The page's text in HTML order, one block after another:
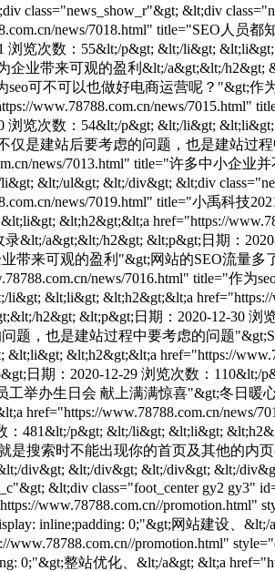
class="news_show_r"&gt; &lt;div
news/7018.html" title="SEO人
览次数：55&lt;/p&gt; &lt;/li&gt; &lt;li&gt;
业带来可观的盈利&lt;/a&gt;&lt;/h2&gt;
seo可不可以也做好电商运营呢？"&gt;
www.78788.com.cn/news/7015.html"
览次数：54&lt;/p&gt; &lt;/li&gt; &lt;li&gt;
是建站后要考虑的问题，也是建站过
news/7013.html" title="许多中小企
&lt;/ul&gt; &lt;/div&gt; &lt;div
news/7019.html" title="小禹科技
&lt;h2&gt;&lt;a href="https://
a&gt;&lt;/h2&gt; &lt;p&gt;日期：
带来可观的盈利"&gt;网站的SEO流量
news/7016.html" title="作
&lt;li&gt; &lt;h2&gt;&lt;a
h2&gt; &lt;p&gt;日期：2020-12-30
问题，也是建站过程中要考虑的问题
&lt;h2&gt;&lt;a href="https://
日期：2020-12-29 浏览次数：110&lt;/
工举办生日会 献上满满惊喜"&gt;冬日
href="https://www.78788.com.cn/news/
481&lt;/p&gt; &lt;/li&gt; &lt;li&gt;
搜索时不能出现你的首页及其他的内页
div&gt; &lt;/div&gt; &lt;/div&gt; &lt;/
&lt;div class="foot_center gy2
www.78788.com.cn//promotion.html"
inline;padding: 0;"&gt;网站建设、
promotion.html"
0;"&gt;整站优化、&lt;/a&gt; &lt;a